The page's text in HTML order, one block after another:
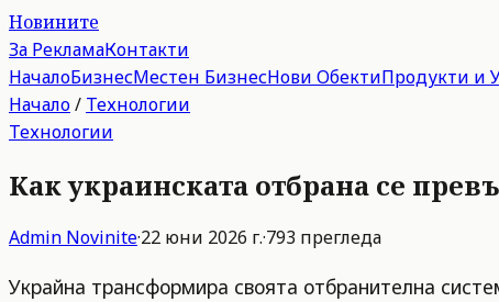
Новините
За РекламаКонтакти
НачалоБизнесМестен БизнесНови ОбектиПродукти и
Начало/ Технологии
Технологии
Как украинската отбрана се
Admin Novinite·22 юни 2026 г.·793 прегледа
Украйна трансформира своята отбранителна